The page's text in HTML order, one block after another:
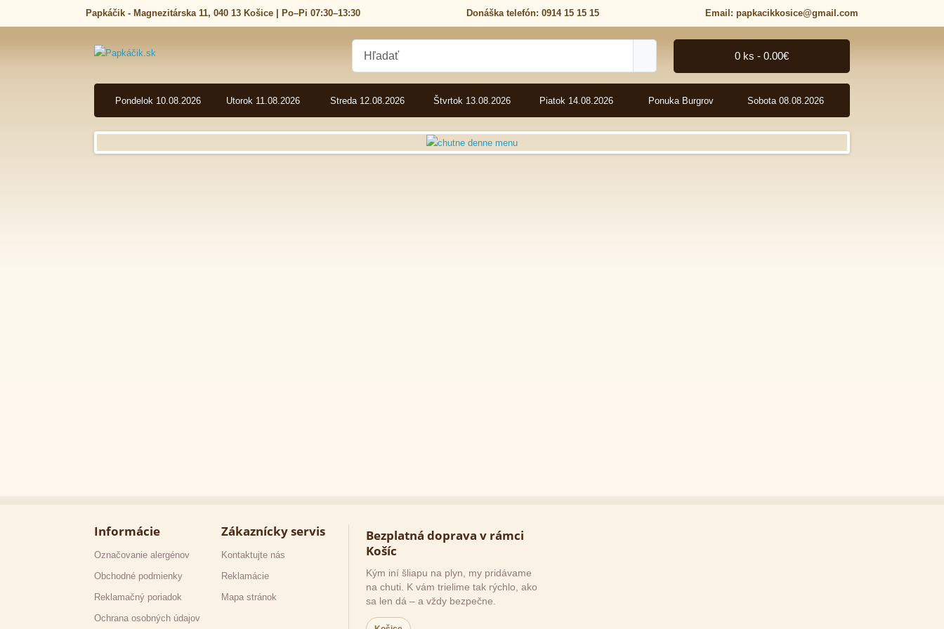
0 ks - 0.00€
Pondelok 10.08.2026 Utorok 11.08.2026 Streda 12.08.2026 Štvrtok 13.08.2026 Piatok 14.08.2026 Ponuka Burgrov Sobota 08.08.2026
Informácie
Označovanie alergénov
Obchodné podmienky
Reklamačný poriadok
Ochrana osobných údajov
Zákaznícky servis
Kontaktujte nás
Reklamácie
Mapa stránok
Bezplatná doprava v rámci
Košíc
Kým iní šliapu na plyn, my pridávame
na chuti. K vám trielime tak rýchlo, ako
sa len dá – a vždy bezpečne.